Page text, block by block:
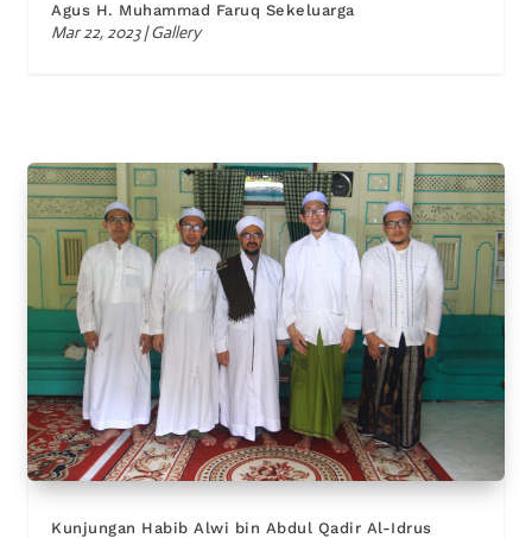
Agus H. Muhammad Faruq Sekeluarga
Mar 22, 2023|Gallery
Kunjungan Habib Alwi bin Abdul Qadir Al-Idrus